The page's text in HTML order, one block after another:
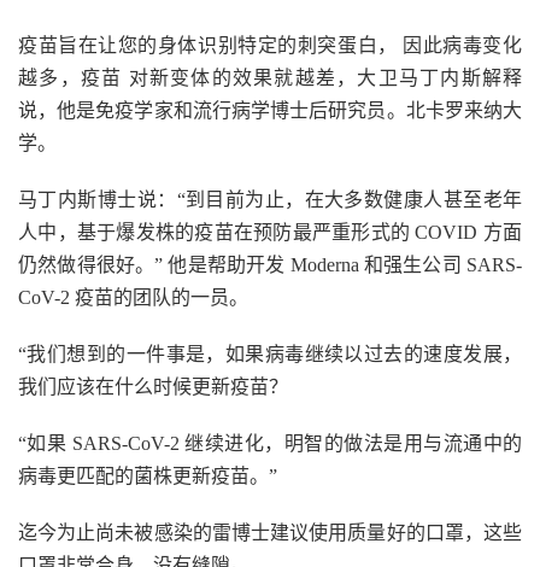
疫苗旨在让您的身体识别特定的刺突蛋白， 因此病毒变化
越多，疫苗 对新变体的效果就越差，大卫马丁内斯解释
说，他是免疫学家和流行病学博士后研究员。北卡罗来纳大
学。
马丁内斯博士说：“到目前为止，在大多数健康人甚至老年
人中，基于爆发株的疫苗在预防最严重形式的 COVID 方面
仍然做得很好。” 他是帮助开发 Moderna 和强生公司 SARS-
CoV-2 疫苗的团队的一员。
“我们想到的一件事是，如果病毒继续以过去的速度发展，
我们应该在什么时候更新疫苗？
“如果 SARS-CoV-2 继续进化，明智的做法是用与流通中的
病毒更匹配的菌株更新疫苗。”
迄今为止尚未被感染的雷博士建议使用质量好的口罩，这些